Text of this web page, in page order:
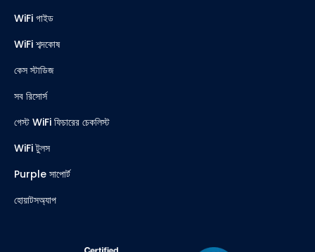
WiFi গাইড
WiFi শব্দকোষ
কেস স্টাডিজ
সব রিসোর্স
গেস্ট WiFi ফিচারের চেকলিস্ট
WiFi টুলস
Purple সাপোর্ট
হোয়াটসঅ্যাপ